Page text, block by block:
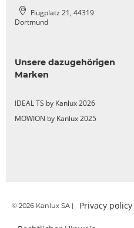
Flugplatz 21, 44319
Dortmund
Unsere dazugehörigen
Marken
IDEAL TS by Kanlux 2026
MOWION by Kanlux 2025
© 2026 Kanlux SA | Privacy policy